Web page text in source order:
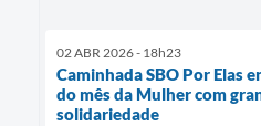
02 ABR 2026 - 18h23
Caminhada SBO Por Elas
do mês da Mulher com
solidariedade